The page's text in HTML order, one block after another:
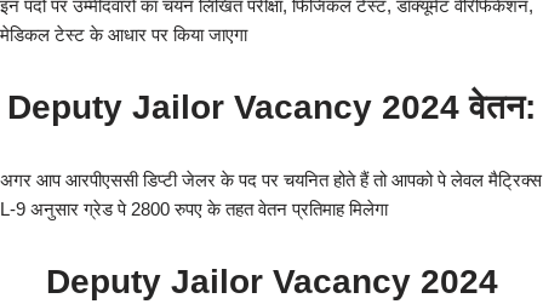
इन पदों पर उम्मीदवारों का चयन लिखित परीक्षा, फिजिकल टेस्ट, डॉक्यूमेंट वेरिफिकेशन,
मेडिकल टेस्ट के आधार पर किया जाएगा
Deputy Jailor Vacancy 2024वेतन:
अगर आप आरपीएससी डिप्टी जेलर के पद पर चयनित होते हैं तो आपको पे लेवल मैट्रिक्स
L-9 अनुसार ग्रेड पे 2800 रुपए के तहत वेतन प्रतिमाह मिलेगा
Deputy Jailor Vacancy 2024